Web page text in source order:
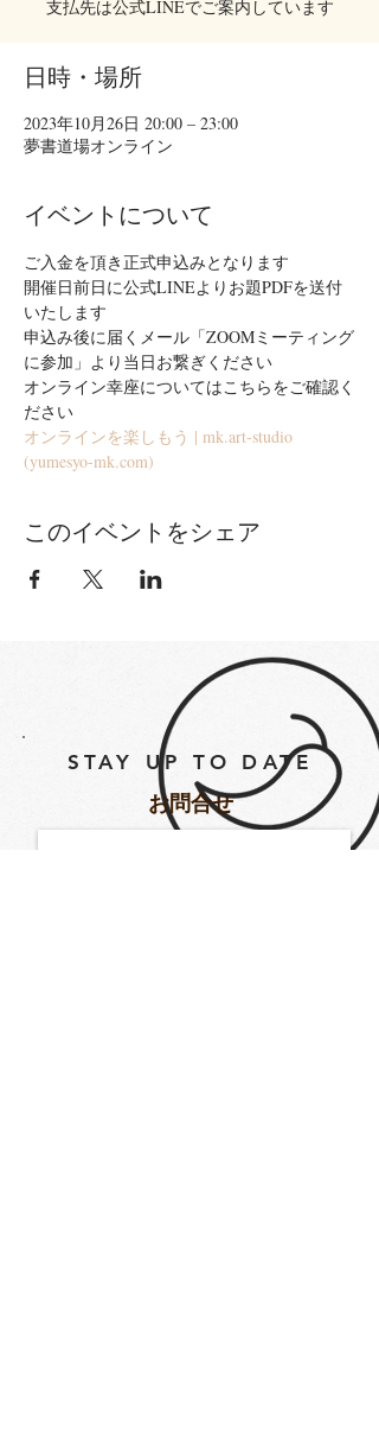
支払先は公式LINEでご案内しています
日時・場所
2023年10月26日 20:00 – 23:00
夢書道場オンライン
イベントについて
ご入金を頂き正式申込みとなります
開催日前日に公式LINEよりお題PDFを送付
いたします
申込み後に届くメール「ZOOMミーティング
に参加」より当日お繋ぎください
オンライン幸座についてはこちらをご確認く
ださい
オンラインを楽しもう | mk.art-studio
(yumesyo-mk.com)
このイベントをシェア
STAY UP TO DATE
​お問合せ